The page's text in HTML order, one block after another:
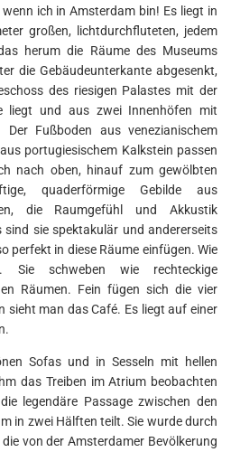
ich in Amsterdam bin! Es liegt in
großen, lichtdurchfluteten, jedem
herum die Räume des Museums
die Gebäudeunterkante abgesenkt,
des riesigen Palastes mit der
liegt und aus zwei Innenhöfen mit
Der Fußboden aus venezianischem
portugiesischem Kalkstein passen
nach oben, hinauf zum gewölbten
quaderförmige Gebilde aus
die Raumgefühl und Akkustik
sind sie spektakulär und andererseits
perfekt in diese Räume einfügen. Wie
Sie schweben wie rechteckige
Räumen. Fein fügen sich die vier
sieht man das Café. Es liegt auf einer
Sofas und in Sesseln mit hellen
das Treiben im Atrium beobachten
legendäre Passage zwischen den
in zwei Hälften teilt. Sie wurde durch
von der Amsterdamer Bevölkerung